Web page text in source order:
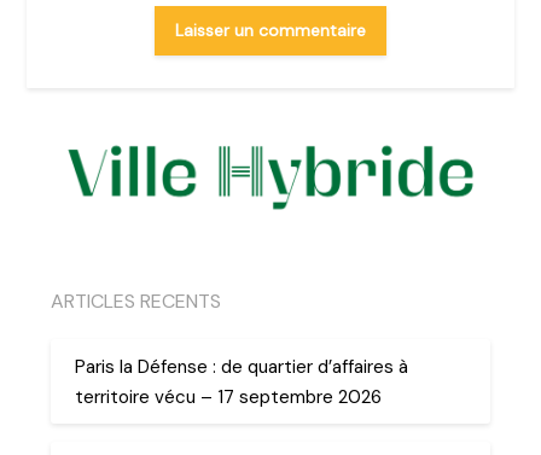
ARTICLES RECENTS
Paris la Défense : de quartier d’affaires à
territoire vécu – 17 septembre 2026